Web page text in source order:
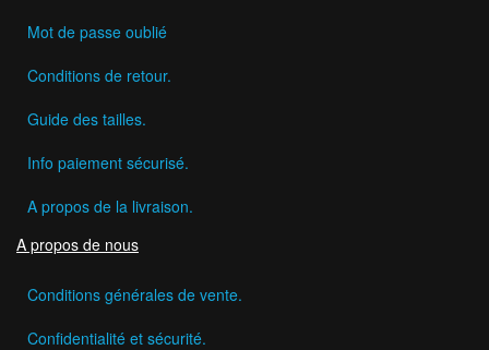
Mot de passe oublié
Conditions de retour.
Guide des tailles.
Info paiement sécurisé.
A propos de la livraison.
A propos de nous
Conditions générales de vente.
Confidentialité et sécurité.